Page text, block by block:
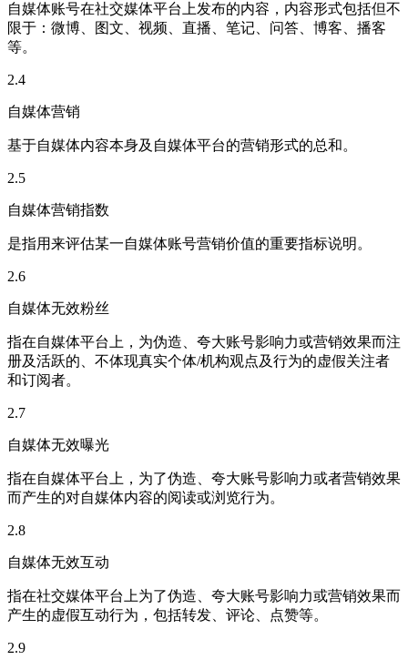
自媒体账号在社交媒体平台上发布的内容，内容形式包括但不
限于：微博、图文、视频、直播、笔记、问答、博客、播客
等。
2.4
自媒体营销
基于自媒体内容本身及自媒体平台的营销形式的总和。
2.5
自媒体营销指数
是指用来评估某一自媒体账号营销价值的重要指标说明。
2.6
自媒体无效粉丝
指在自媒体平台上，为伪造、夸大账号影响力或营销效果而注
册及活跃的、不体现真实个体/机构观点及行为的虚假关注者
和订阅者。
2.7
自媒体无效曝光
指在自媒体平台上，为了伪造、夸大账号影响力或者营销效果
而产生的对自媒体内容的阅读或浏览行为。
2.8
自媒体无效互动
指在社交媒体平台上为了伪造、夸大账号影响力或营销效果而
产生的虚假互动行为，包括转发、评论、点赞等。
2.9